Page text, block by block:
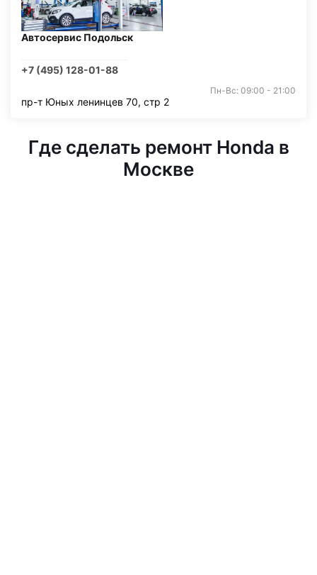
Автосервис Подольск
+7 (495) 128-01-88
Пн-Вс: 09:00 - 21:00
пр-т Юных ленинцев 70, стр 2
Где сделать ремонт Honda в
Москве